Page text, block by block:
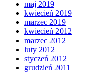
maj 2019
kwiecień 2019
marzec 2019
kwiecień 2012
marzec 2012
luty 2012
styczeń 2012
grudzień 2011